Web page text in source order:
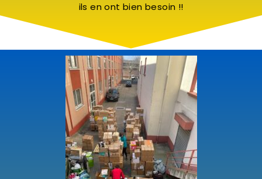
ils en ont bien besoin !!